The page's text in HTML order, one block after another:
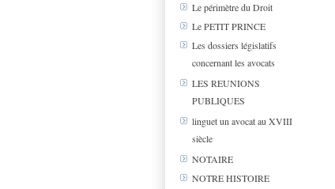
Le périmètre du Droit
Le PETIT PRINCE
Les dossiers législatifs
concernant les avocats
LES REUNIONS
PUBLIQUES
linguet un avocat au XVIII
siècle
NOTAIRE
NOTRE HISTOIRE